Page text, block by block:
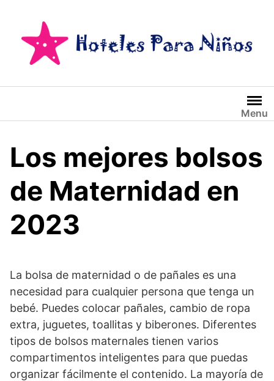
contenido
Menu
Los mejores bolsos
de Maternidad en
2023
La bolsa de maternidad o de pañales es una
necesidad para cualquier persona que tenga un
bebé. Puedes colocar pañales, cambio de ropa
extra, juguetes, toallitas y biberones. Diferentes
tipos de bolsos maternales tienen varios
compartimentos inteligentes para que puedas
organizar fácilmente el contenido. La mayoría de